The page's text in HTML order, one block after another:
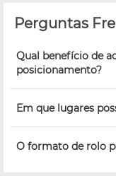
Perguntas
Qual benefício de
posicionamento?
Em que lugares
O formato de rolo